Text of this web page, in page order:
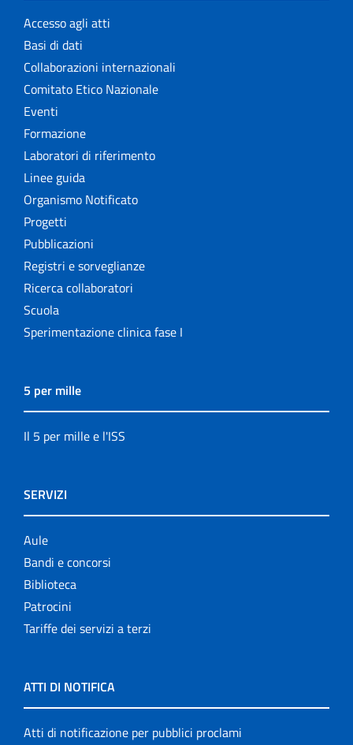
Accesso agli atti
Basi di dati
Collaborazioni internazionali
Comitato Etico Nazionale
Eventi
Formazione
Laboratori di riferimento
Linee guida
Organismo Notificato
Progetti
Pubblicazioni
Registri e sorveglianze
Ricerca collaboratori
Scuola
Sperimentazione clinica fase I
5 per mille
Il 5 per mille e l'ISS
SERVIZI
Aule
Bandi e concorsi
Biblioteca
Patrocini
Tariffe dei servizi a terzi
ATTI DI NOTIFICA
Atti di notificazione per pubblici proclami